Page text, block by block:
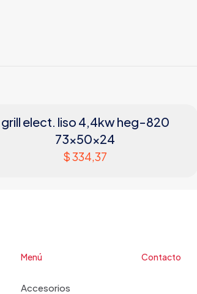
grill elect. liso 4,4kw heg-820
73x50x24
$334,37
Menú
Accesorios
Contacto